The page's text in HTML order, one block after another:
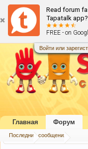
Read forum
Tapatalk app?
FREE - on
Войти или
Главная Форум
Главная Форум
Последние сообщения